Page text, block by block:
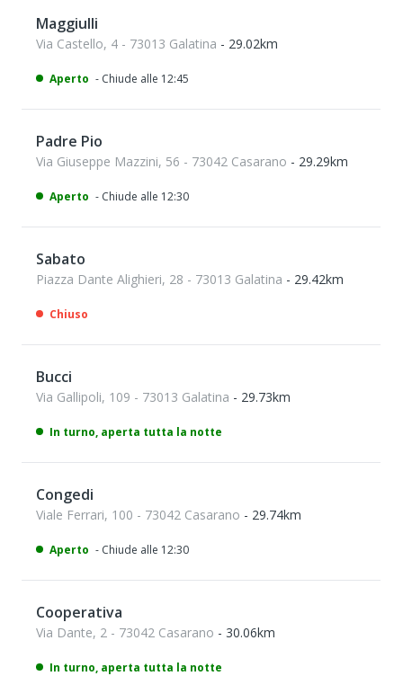
Maggiulli
Via Castello, 4 - 73013 Galatina - 29.02km
Aperto - Chiude alle 12:45
Padre Pio
Via Giuseppe Mazzini, 56 - 73042 Casarano - 29.29km
Aperto - Chiude alle 12:30
Sabato
Piazza Dante Alighieri, 28 - 73013 Galatina - 29.42km
Chiuso
Bucci
Via Gallipoli, 109 - 73013 Galatina - 29.73km
In turno, aperta tutta la notte
Congedi
Viale Ferrari, 100 - 73042 Casarano - 29.74km
Aperto - Chiude alle 12:30
Cooperativa
Via Dante, 2 - 73042 Casarano - 30.06km
In turno, aperta tutta la notte